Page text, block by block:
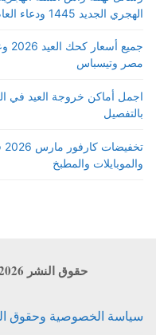
الهجري الجديد 1445 ودعاء العام الجديد
مصر وتيسباس
بالتفصيل
والموبايلات والمطبخ
حقوق النشر copyrights 2026 خمس خطوات
سياسة الخصوصية وحقوق